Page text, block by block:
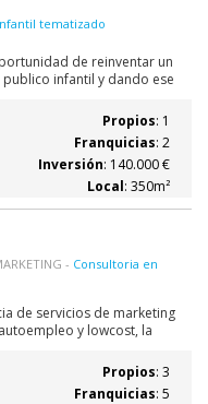
tematizado
de reinventar un
infantil y dando ese
fabricación y gestión de
Propios: 1
Franquicias: 2
Inversión: 140.000 €
Local: 350m²
- Consultoria en
de servicios de marketing
y lowcost, la
y convertirlos en clientes
Propios: 3
Franquicias: 5